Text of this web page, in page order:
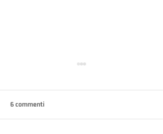
6 commenti